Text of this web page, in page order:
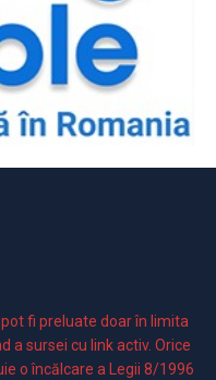
fi preluate doar în limita
a sursei cu link activ. Orice
o încălcare a Legii 8/1996